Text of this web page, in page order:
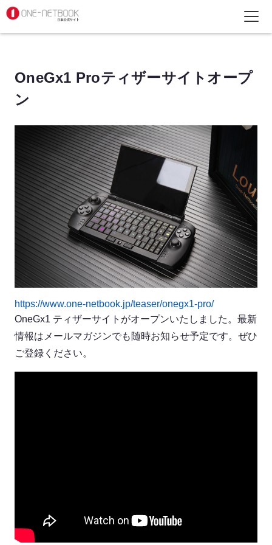
OneGx1 Proティザーサイトオープ
ン
https://www.one-netbook.jp/teaser/onegx1-pro/
OneGx1 ティザーサイトがオープンいたしました。最新
情報はメールマガジンでも随時お知らせ予定です。ぜひ
ご登録ください。